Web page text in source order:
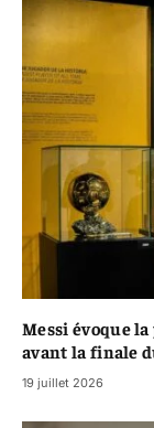
Messi évoque
avant la finale
19 juillet 2026